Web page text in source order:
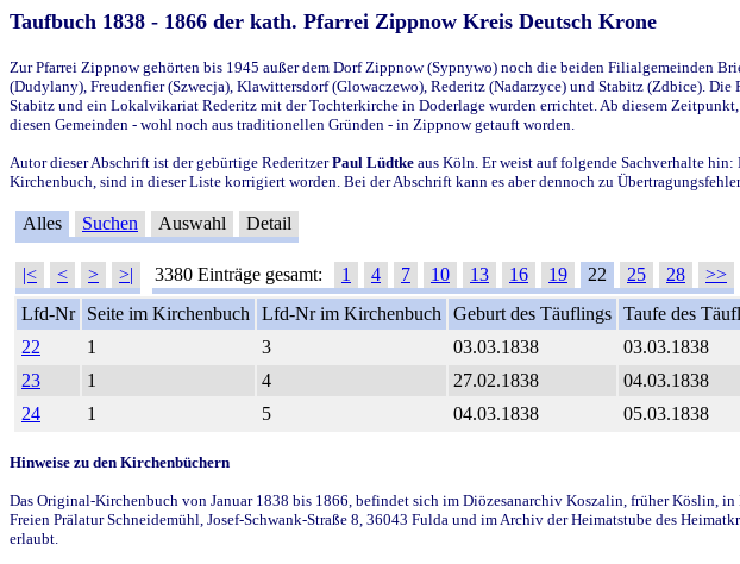
Taufbuch 1838 - 1866 der kath. Pfarrei Zippnow Kreis Deutsch Krone
Zur Pfarrei Zippnow gehörten bis 1945 außer dem Dorf Zippnow (Sypnywo) noch die beiden Filialgemeinden
(Dudylany), Freudenfier (Szwecja), Klawittersdorf (Glowaczewo), Rederitz (Nadarzyce) und Stabitz (Zdbice).
Stabitz und ein Lokalvikariat Rederitz mit der Tochterkirche in Doderlage wurden errichtet. Ab diesem
diesen Gemeinden - wohl noch aus traditionellen Gründen - in Zippnow getauft worden.
Autor dieser Abschrift ist der gebürtige RederitzerPaul Lüdtke aus Köln. Er weist auf folgende Sachverhalte
Kirchenbuch, sind in dieser Liste korrigiert worden. Bei der Abschrift kann es aber dennoch zu
Alles Suchen Auswahl Detail
|< < > >| 3380 Einträge gesamt: 1 4 7 10 13 16 19 22 25 28
>>
Lfd-Nr
Seite im Kirchenbuch Lfd-Nr im Kirchenbuch Geburt des Täuflings Taufe des
22
1 3 03.03.1838 03.03.1838
23
1 4 27.02.1838 04.03.1838
24
1 5 04.03.1838 05.03.1838
Hinweise zu den Kirchenbüchern
Das Original-Kirchenbuch von Januar 1838 bis 1866, befindet sich im Diözesanarchiv Koszalin, früher Köslin,
Freien Prälatur Schneidemühl, Josef-Schwank-Straße 8, 36043 Fulda und im Archiv der Heimatstube des
erlaubt.